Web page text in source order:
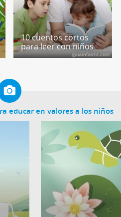
10 cuentos cortos
para leer con niños
educar en valores a los niños